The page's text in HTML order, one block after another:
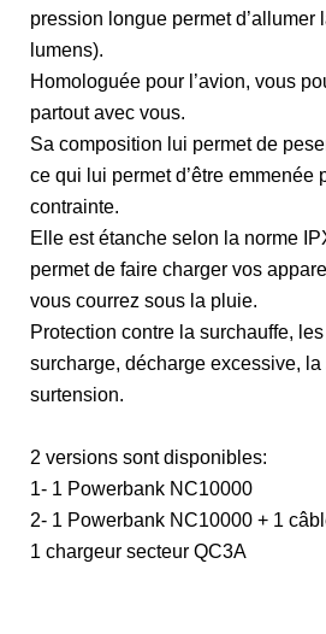
pression longue permet d’allumer
lumens).
Homologuée pour l’avion, vous
partout avec vous.
Sa composition lui permet de
ce qui lui permet d’être emmenée
contrainte.
Elle est étanche selon la norme
permet de faire charger vos
vous courrez sous la pluie.
Protection contre la surchauffe,
surcharge, décharge excessive,
surtension.
2 versions sont disponibles:
1- 1 Powerbank NC10000
2- 1 Powerbank NC10000 + 1
1 chargeur secteur QC3A